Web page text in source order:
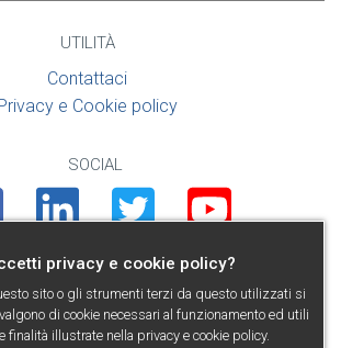
UTILITÀ
Contattaci
e Cookie policy
SOCIAL
FacebookLinkedin Twitter Youtube
PRESENTAZIONE
privacy e cookie policy?
sito o gli strumenti terzi da questo utilizzati si
di cookie necessari al funzionamento ed utili
finalità illustrate nella privacy e cookie policy.